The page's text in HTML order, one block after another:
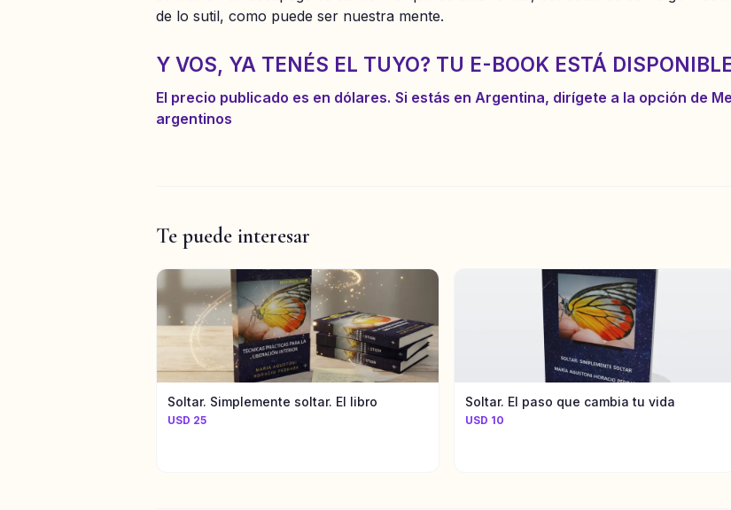
de lo sutil, como puede ser nuestra mente.
Y VOS, YA TENÉS EL TUYO? TU E-BOOK ESTÁ
El precio publicado es en dólares. Si estás en Argentina, dirígete a la opción de
argentinos
Te puede interesar
Soltar. Simplemente soltar. El libro
USD 25
Soltar. El paso que cambia tu vida
USD 10